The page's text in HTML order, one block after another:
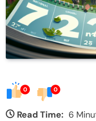
0 0
Read Time: 6